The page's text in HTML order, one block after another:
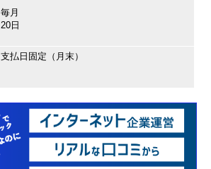
毎月
20日
支払日固定（月末）